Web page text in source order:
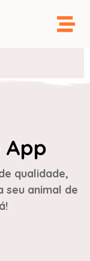
App
qualidade,
seu animal de